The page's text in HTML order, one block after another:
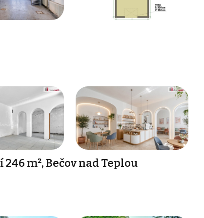
m², Bečov nad Teplou